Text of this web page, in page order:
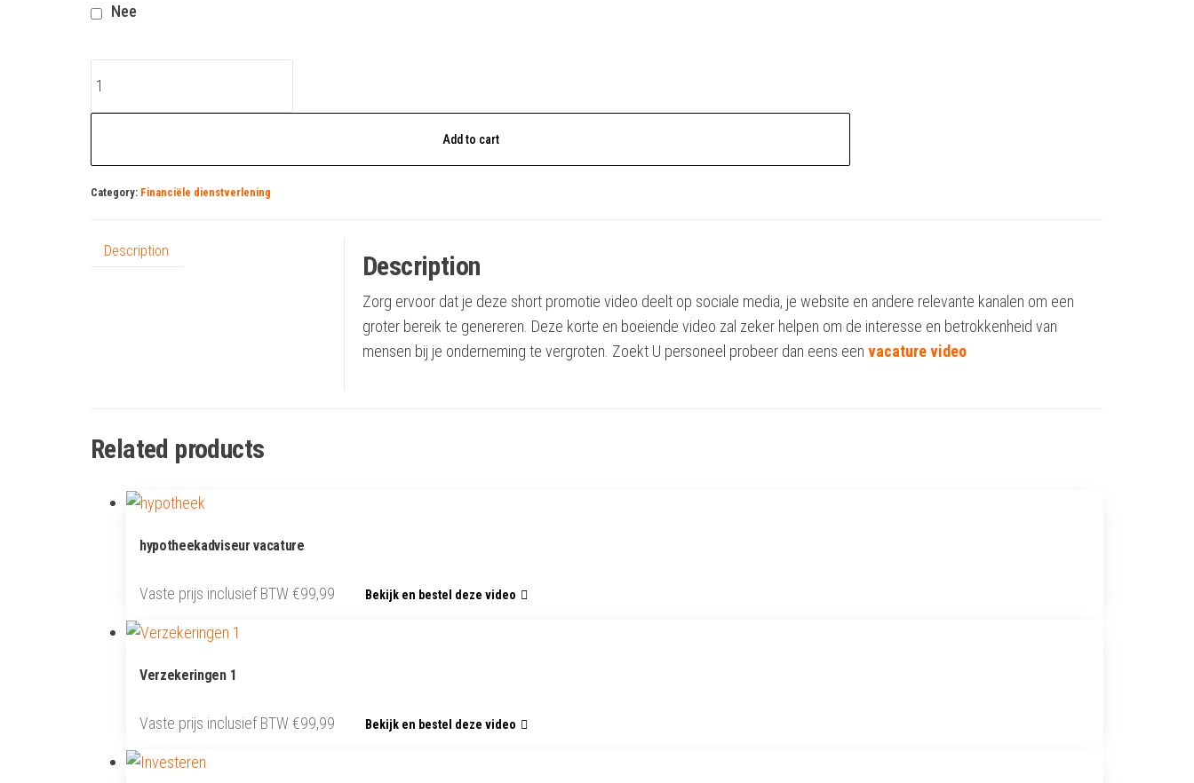
Nee
quantity
Add to cart
Category: Financiële dienstverlening
Description Description
Zorg ervoor dat je deze short promotie video deelt op sociale media, je website en andere relevante kanalen om een
groter bereik te genereren. Deze korte en boeiende video zal zeker helpen om de interesse en betrokkenheid van
mensen bij je onderneming te vergroten. Zoekt U personeel probeer dan eens een vacature video
Related products
hypotheekadviseur vacature
Vaste prijs inclusief BTW€99,99 Bekijk en bestel deze video
Verzekeringen 1
Vaste prijs inclusief BTW€99,99 Bekijk en bestel deze video